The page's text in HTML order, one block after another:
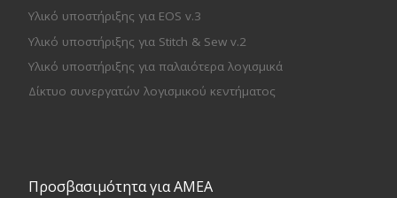
Υλικό υποστήριξης για EOS v.3
Υλικό υποστήριξης για Stitch & Sew v.2
Υλικό υποστήριξης για παλαιότερα λογισμικά
Δίκτυο συνεργατών λογισμικού κεντήματος
Προσβασιμότητα για ΑΜΕΑ